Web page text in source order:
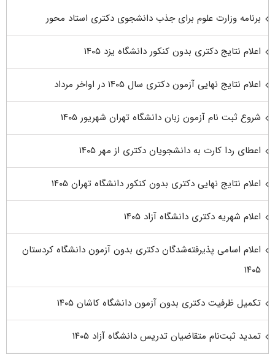
برنامه وزارت علوم برای جذب دانشجوی دکتری استاد محور
اعلام نتایج دکتری بدون کنکور دانشگاه یزد ۱۴۰۵
اعلام نتایج نهایی آزمون دکتری سال ۱۴۰۵ در اواخر مرداد
شروع ثبت نام آزمون زبان دانشگاه تهران شهریور ۱۴۰۵
اعطای ردا کارت به دانشجویان دکتری از مهر ۱۴۰۵
اعلام نتایج نهایی دکتری بدون کنکور دانشگاه تهران ۱۴۰۵
اعلام شهریه دکتری دانشگاه آزاد ۱۴۰۵
اعلام اسامی پذیرفته‌شدگان دکتری بدون آزمون دانشگاه کردستان
۱۴۰۵
تکمیل ظرفیت دکتری بدون آزمون دانشگاه کاشان ۱۴۰۵
تمدید ثبت‌نام متقاضیان تدریس دانشگاه آزاد ۱۴۰۵